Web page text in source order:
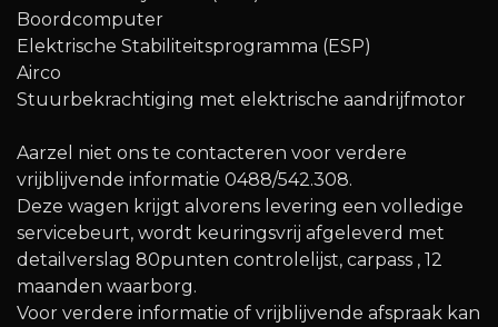
Boordcomputer
Elektrische Stabiliteitsprogramma (ESP)
Airco
Stuurbekrachtiging met elektrische aandrijfmotor
Aarzel niet ons te contacteren voor verdere
vrijblijvende informatie 0488/542.308.
Deze wagen krijgt alvorens levering een volledige
servicebeurt, wordt keuringsvrij afgeleverd met
detailverslag 80punten controlelijst, carpass , 12
maanden waarborg.
Voor verdere informatie of vrijblijvende afspraak kan